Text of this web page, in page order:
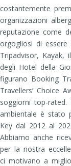
costantemente
organizzazioni
reputazione come
orgogliosi di
Tripadvisor, Kayak,
degli Hotel della
figurano Booking
Travellers’ Choice
soggiorni top-
ambientale è stato
Key dal 2012 al
Abbiamo anche
per la nostra
ci motivano a